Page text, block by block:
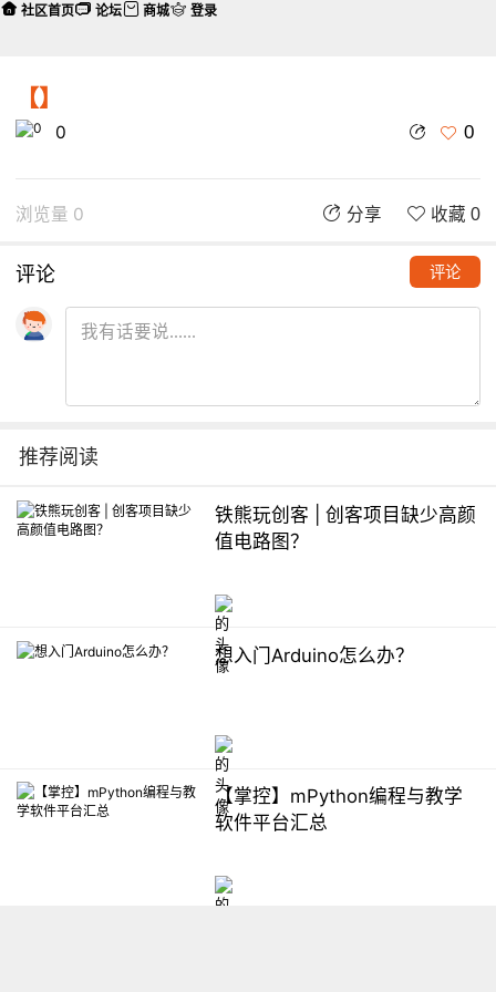
【】
0 0
浏览量 0 分享 收藏 0
评论 评论
推荐阅读
铁熊玩创客 | 创客项目缺少高颜
值电路图？
想入门Arduino怎么办？
【掌控】mPython编程与教学
软件平台汇总
社区首页 论坛 商城 登录